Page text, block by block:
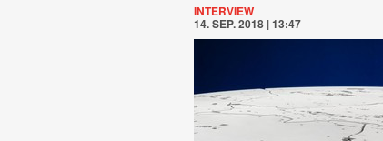
INTERVIEW
14. SEP. 2018 | 13:47